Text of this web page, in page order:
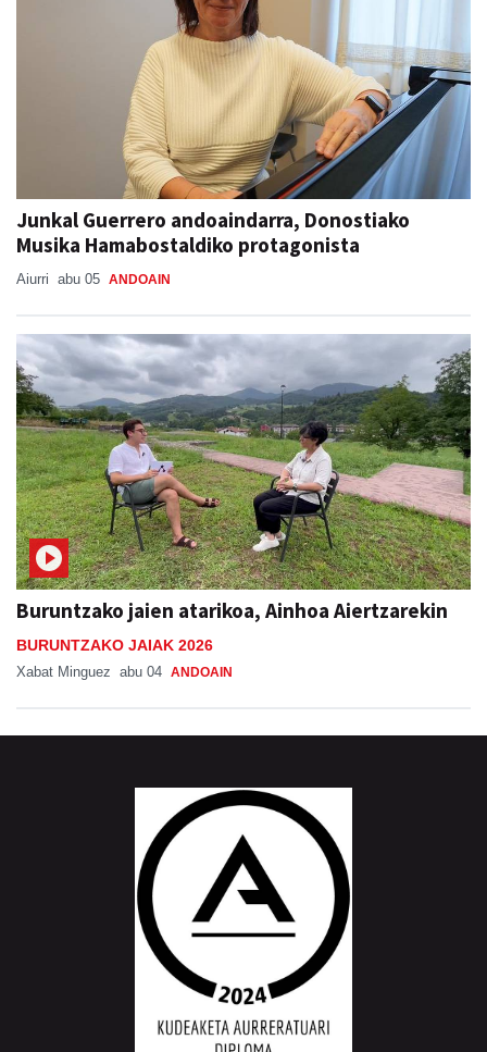
Junkal Guerrero andoaindarra, Donostiako
Musika Hamabostaldiko protagonista
Aiurri abu 05 ANDOAIN
Buruntzako jaien atarikoa, Ainhoa Aiertzarekin
BURUNTZAKO JAIAK 2026
Xabat Minguez abu 04 ANDOAIN